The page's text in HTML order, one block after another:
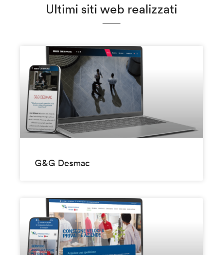
Ultimi siti web realizzati
G&G Desmac